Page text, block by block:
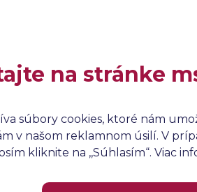
Zaznamenávanie a
6 12 jan 2024
Zaznamenávaniu požiadaviek
HTTPS v programe JMeter
Server)
na stránke
súbory cookies, ktoré nám
v našom reklamnom úsilí. V
kliknite na ,,Súhlasím“. Viac